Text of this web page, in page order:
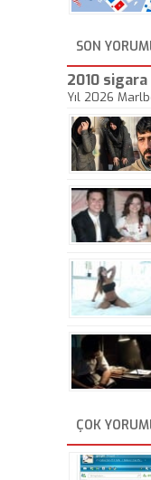
SON
2010
Yıl 2026
ÇOK